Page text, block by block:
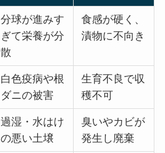
分球が進みす
ぎて栄養が分
散
食感が硬く、
漬物に不向き
白色疫病や根
ダニの被害
生育不良で収
穫不可
過湿・水はけ
の悪い土壌
臭いやカビが
発生し廃棄